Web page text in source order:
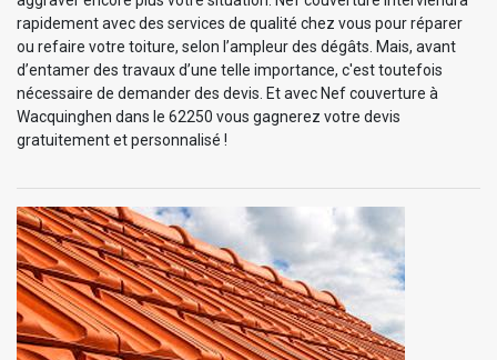
rapidement avec des services de qualité chez vous pour réparer
ou refaire votre toiture, selon l’ampleur des dégâts. Mais, avant
d’entamer des travaux d’une telle importance, c'est toutefois
nécessaire de demander des devis. Et avec Nef couverture à
Wacquinghen dans le 62250 vous gagnerez votre devis
gratuitement et personnalisé !